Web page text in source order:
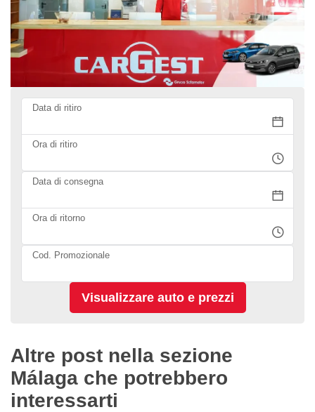
Data di ritiro
Ora di ritiro
Data di consegna
Ora di ritorno
Cod. Promozionale
Altre post nella sezione
Málaga che potrebbero
interessarti